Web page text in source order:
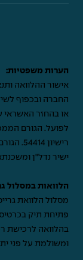
הערות משפטיות:
אישור ההלוואה
החברה ובכפוף
או בהחזר האשראי
רישיון
ישיר נדל"ן
הלוואות במסלול
מסלול הלוואת
פתיחת תיק
בהלוואה לרכישת
ומשולמת על פני